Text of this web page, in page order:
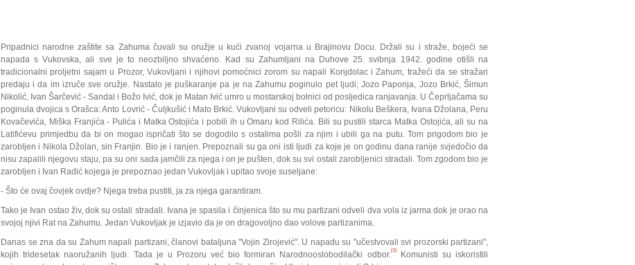
Pripadnici narodne zaštite sa Zahuma čuvali su oružje u kući zvanoj vojarna u Brajinovu Docu. Držali su i straže, bojeći se
napada s Vukovska, ali sve je to neozbiljno shvaćeno. Kad su Zahumljani na Duhove 25. svibnja 1942. godine otišli na
tradicionalni proljetni sajam u Prozor, Vu­ko­v­ljani i njihovi pomoćnici zorom su napali Konjdolac i Zahum, tražeći da se stražari
predaju i da im izruče sve oružje. Nastalo je puškaranje pa je na Zahumu poginulo pet ljudi; Jozo Paponja, Jozo Brkić, Šimun
Niko­lić, Ivan Šarčević - Sandal i Božo Ivić, dok je Matan Ivić umro u mostar­skoj bolnici od posljedica ranjavanja. U Čeprljačama su
poginula dvojica s Orašca: Anto Lovrić - Čuljkušić i Mato Brkić. Vukovljani su odveli pe­to­ri­cu: Nikolu Beškera, Ivana Džolana, Peru
Kovačevića, Miška Franjića - Pulića i Matka Ostojića i pobili ih u Omaru kod Rilića. Bili su pus­t­ili star­ca Matka Ostojića, ali su na
Latifićevu primjedbu da bi on mogao is­pri­čati što se dogodilo s ostalima pošli za njim i ubili ga na putu. Tom pri­go­dom bio je
zarobljen i Nikola Džolan, sin Franjin. Bio je i ra­njen. Pre­poz­nali su ga oni isti ljudi za koje je on godinu dana ranije svje­do­čio da
nisu zapalili njegovu staju, pa su oni sada jamčili za njega i on je pušten, dok su svi ostali zarobljenici stradali. Tom zgodom bio je
zarob­ljen i Ivan Radić kojega je prepoznao jedan Vukovljak i upitao svoje suseljane:
- Što će ovaj čovjek ovdje? Njega treba pustiti, ja za njega garantiram.
Tako je Ivan ostao živ, dok su ostali stradali. Ivana je spasila i činjenica što su mu partizani odveli dva vola iz jarma dok je orao na
svojoj njivi Rat na Zahumu. Jedan Vukovljak je izjavio da je on dragovoljno dao volove partizanima.
Danas se zna da su Zahum napali partizani, članovi bataljuna "Vojin Zirojević". U napadu su "učestvovali svi prozorski partizani",
kojih tridesetak naoružanih ljudi. Tada je u Prozoru već bio formiran Narodnooslobodilački odbor.[3]Komunisti su iskoristili